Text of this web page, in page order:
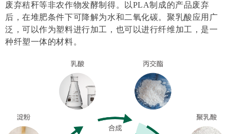
废弃秸秆等非农作物发酵制得。以PLA制成的产品废弃
后，在堆肥条件下可降解为水和二氧化碳。聚乳酸应用广
泛，可以作为塑料进行加工，也可以进行纤维加工，是一
种纤塑一体的材料。